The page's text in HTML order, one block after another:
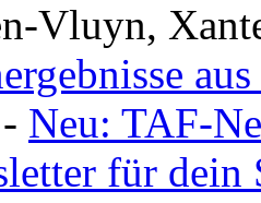
Vluyn,
- Neu: TAF-
für dein